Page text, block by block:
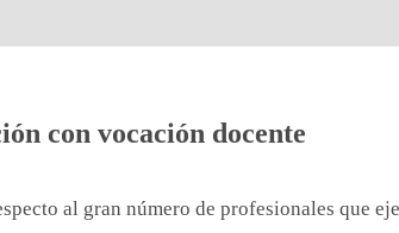
con vocación docente
al gran número de profesionales que